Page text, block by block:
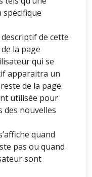
descriptif de cette
la page
qui se
apparaitra un
de la page.
utilisée pour
nouvelles
quand
pas ou quand
sont